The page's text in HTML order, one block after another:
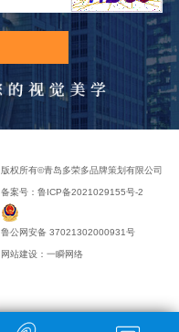
版权所有©青岛多荣多品牌策划有限公司
备案号：鲁ICP备2021029155号-2
鲁公网安备 37021302000931号
网站建设 ：一瞬网络